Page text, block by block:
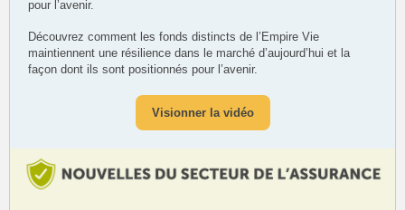
pour l’avenir.
Découvrez comment les fonds distincts de l’Empire Vie
maintiennent une résilience dans le marché d’aujourd’hui et la
façon dont ils sont positionnés pour l’avenir.
Visionner la vidéo